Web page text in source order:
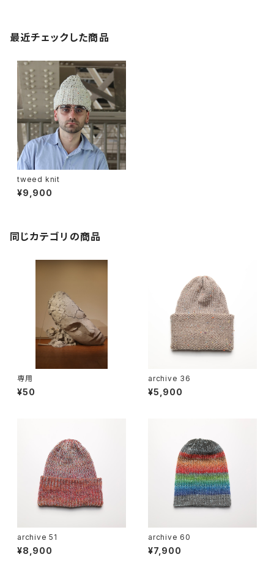
最近チェックした商品
tweed knit
¥9,900
同じカテゴリの商品
専用
¥50
archive 36
¥5,900
archive 51
¥8,900
archive 60
¥7,900